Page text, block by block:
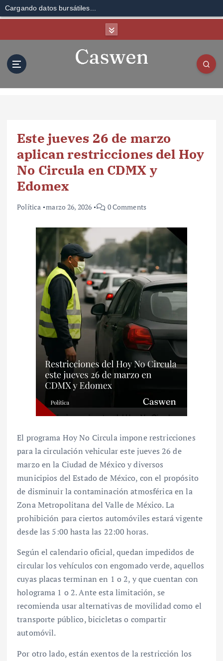
Cargando datos bursátiles...
Este jueves 26 de marzo
aplican restricciones del Hoy
No Circula en CDMX y
Edomex
Política marzo 26, 2026 0 Comments
El programa Hoy No Circula impone restricciones
para la circulación vehicular este jueves 26 de
marzo en la Ciudad de México y diversos
municipios del Estado de México, con el propósito
de disminuir la contaminación atmosférica en la
Zona Metropolitana del Valle de México. La
prohibición para ciertos automóviles estará vigente
desde las 5:00 hasta las 22:00 horas.
Según el calendario oficial, quedan impedidos de
circular los vehículos con engomado verde, aquellos
cuyas placas terminan en 1 o 2, y que cuentan con
holograma 1 o 2. Ante esta limitación, se
recomienda usar alternativas de movilidad como el
transporte público, bicicletas o compartir
automóvil.
Por otro lado, están exentos de la restricción los